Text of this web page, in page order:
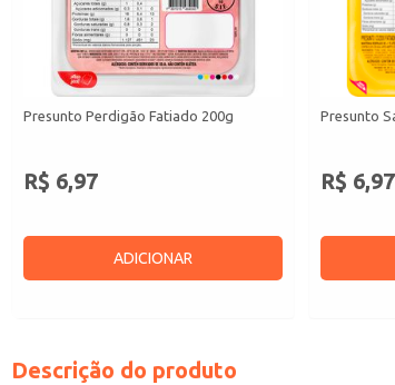
Presunto Perdigão Fatiado 200g
R$ 6,97
ADICIONAR
Presunto
R$ 6,97
Descrição do produto